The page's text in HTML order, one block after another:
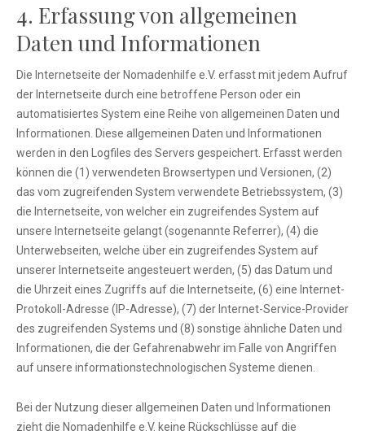
4. Erfassung von allgemeinen
Daten und Informationen
Die Internetseite der Nomadenhilfe e.V. erfasst mit jedem Aufruf
der Internetseite durch eine betroffene Person oder ein
automatisiertes System eine Reihe von allgemeinen Daten und
Informationen. Diese allgemeinen Daten und Informationen
werden in den Logfiles des Servers gespeichert. Erfasst werden
können die (1) verwendeten Browsertypen und Versionen, (2)
das vom zugreifenden System verwendete Betriebssystem, (3)
die Internetseite, von welcher ein zugreifendes System auf
unsere Internetseite gelangt (sogenannte Referrer), (4) die
Unterwebseiten, welche über ein zugreifendes System auf
unserer Internetseite angesteuert werden, (5) das Datum und
die Uhrzeit eines Zugriffs auf die Internetseite, (6) eine Internet-
Protokoll-Adresse (IP-Adresse), (7) der Internet-Service-Provider
des zugreifenden Systems und (8) sonstige ähnliche Daten und
Informationen, die der Gefahrenabwehr im Falle von Angriffen
auf unsere informationstechnologischen Systeme dienen.
Bei der Nutzung dieser allgemeinen Daten und Informationen
zieht die Nomadenhilfe e.V. keine Rückschlüsse auf die